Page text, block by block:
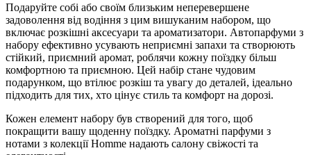
Подаруйте собі або своїм близьким неперевершене
задоволення від водіння з цим вишуканим набором, що
включає розкішні аксесуари та ароматизатори. Автопарфуми з
набору ефективно усувають неприємні запахи та створюють
стійкий, приємний аромат, роблячи кожну поїздку більш
комфортною та приємною. Цей набір стане чудовим
подарунком, що втілює розкіш та увагу до деталей, ідеально
підходить для тих, хто цінує стиль та комфорт на дорозі.
Кожен елемент набору був створений для того, щоб
покращити вашу щоденну поїздку. Ароматні парфуми з
нотами з колекції Homme надають салону свіжості та